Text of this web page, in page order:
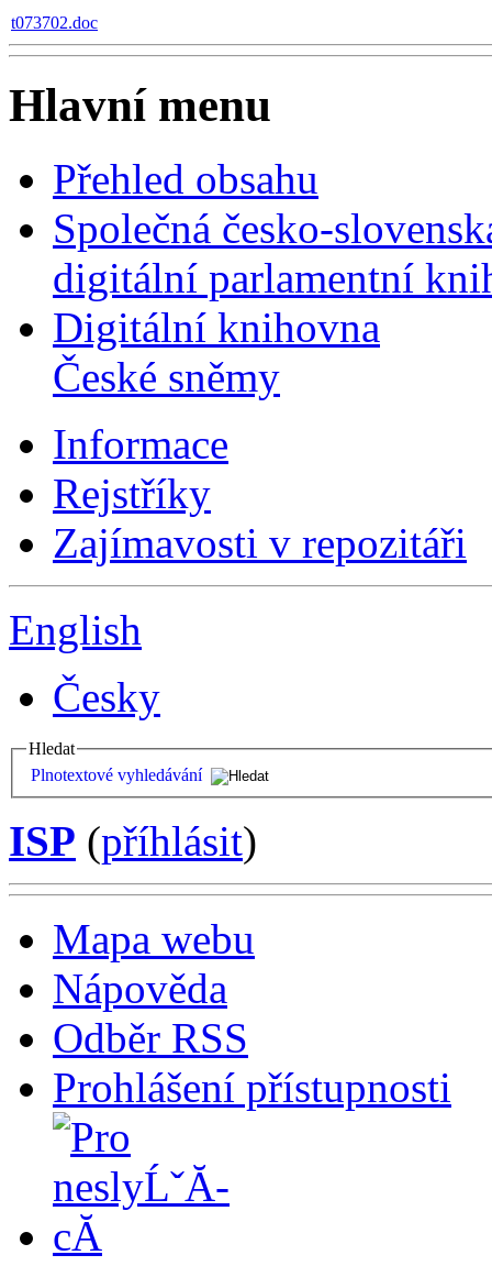
t073702.doc
Hlavní menu
Přehled obsahu
Společná česko-
digitální parlamentní
Digitální knihovna
České sněmy
Informace
Rejstříky
Zajímavosti v repozitáři
English
Česky
Hledat
Plnotextové vyhledávání
ISP (příhlásit)
Mapa webu
Nápověda
Odběr RSS
Prohlášení přístupnosti